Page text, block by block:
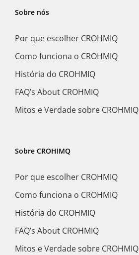
Sobre nós
Por que escolher CROHMIQ
Como funciona o CROHMIQ
História do CROHMIQ
FAQ’s About CROHMIQ
Mitos e Verdade sobre CROHMIQ
Sobre CROHIMQ
Por que escolher CROHMIQ
Como funciona o CROHMIQ
História do CROHMIQ
FAQ’s About CROHMIQ
Mitos e Verdade sobre CROHMIQ